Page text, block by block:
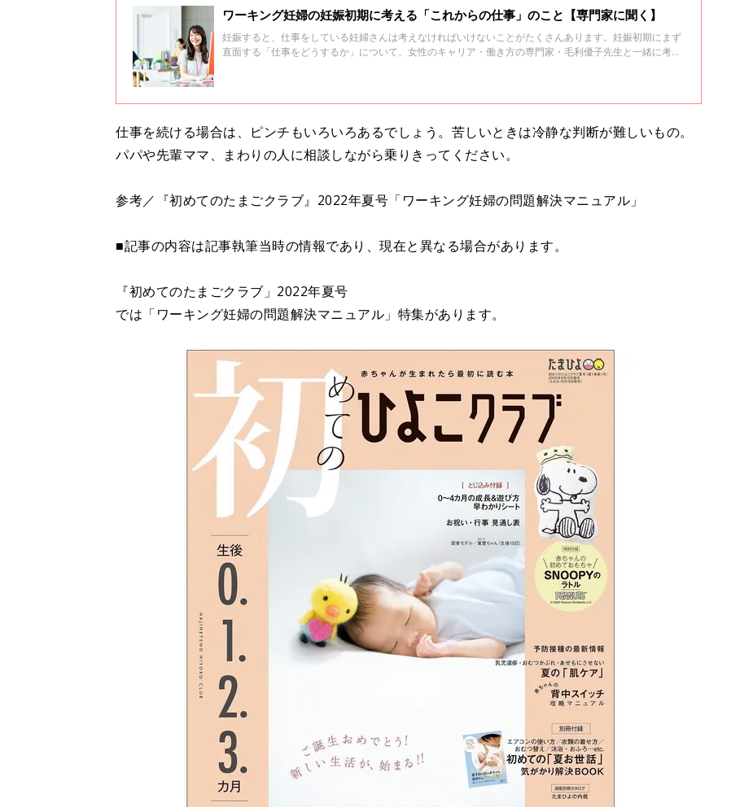
ワーキング妊婦の妊娠初期に考える「これからの仕事」のこと【専門家に聞く】
妊娠すると、仕事をしている妊婦さんは考えなければいけないことがたくさんあります。妊娠初期にまず
直面する「仕事をどうするか」について、女性のキャリア・働き方の専門家・毛利優子先生と一緒に考え
仕事を続ける場合は、ピンチもいろいろあるでしょう。苦しいときは冷静な判断が難しいもの。
パパや先輩ママ、まわりの人に相談しながら乗りきってください。
参考／『初めてのたまごクラブ』2022年夏号「ワーキング妊婦の問題解決マニュアル」
■記事の内容は記事執筆当時の情報であり、現在と異なる場合があります。
『初めてのたまごクラブ」2022年夏号
では「ワーキング妊婦の問題解決マニュアル」特集があります。